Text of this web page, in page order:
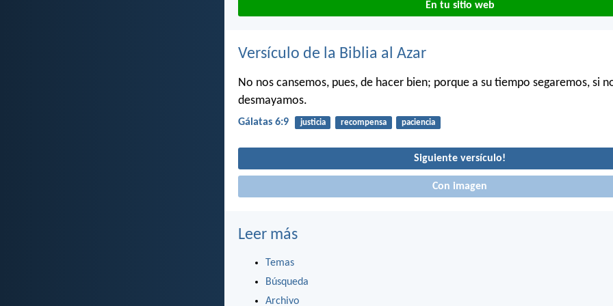
En tu sitio web
Versículo de la Biblia al Azar
No nos cansemos, pues, de hacer bien; porque a su tiempo segaremos, si
desmayamos.
Gálatas 6:9 justicia recompensa paciencia
Siguiente versículo!
Con imagen
Leer más
Temas
Búsqueda
Archivo